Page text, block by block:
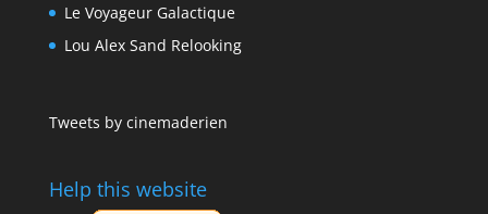
Le Voyageur Galactique
Lou Alex Sand Relooking
Tweets by cinemaderien
Help this website